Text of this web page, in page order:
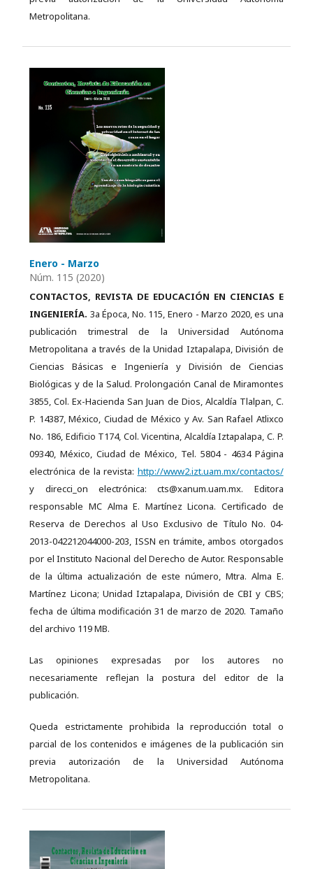
Metropolitana.
Enero - Marzo
Núm. 115 (2020)
CONTACTOS, REVISTA DE EDUCACIÓN EN CIENCIAS E
INGENIERÍA. 3a Época, No. 115, Enero - Marzo 2020, es una
publicación trimestral de la Universidad Autónoma
Metropolitana a través de la Unidad Iztapalapa, División de
Ciencias Básicas e Ingeniería y División de Ciencias
Biológicas y de la Salud. Prolongación Canal de Miramontes
3855, Col. Ex-Hacienda San Juan de Dios, Alcaldía Tlalpan, C.
P. 14387, México, Ciudad de México y Av. San Rafael Atlixco
No. 186, Edificio T174, Col. Vicentina, Alcaldía Iztapalapa, C. P.
09340, México, Ciudad de México, Tel. 5804 - 4634 Página
electrónica de la revista: http://www2.izt.uam.mx/contactos/
y direcci_on electrónica: cts@xanum.uam.mx. Editora
responsable MC Alma E. Martínez Licona. Certificado de
Reserva de Derechos al Uso Exclusivo de Título No. 04-
2013-042212044000-203, ISSN en trámite, ambos otorgados
por el Instituto Nacional del Derecho de Autor. Responsable
de la última actualización de este número, Mtra. Alma E.
Martínez Licona; Unidad Iztapalapa, División de CBI y CBS;
fecha de última modificación 31 de marzo de 2020. Tamaño
del archivo 119 MB.
Las opiniones expresadas por los autores no
necesariamente reflejan la postura del editor de la
publicación.
Queda estrictamente prohibida la reproducción total o
parcial de los contenidos e imágenes de la publicación sin
previa autorización de la Universidad Autónoma
Metropolitana.